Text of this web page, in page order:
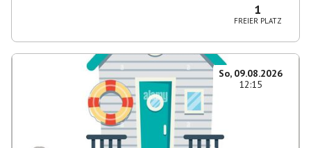
1
FREIER PLATZ
So, 09.08.2026
12:15